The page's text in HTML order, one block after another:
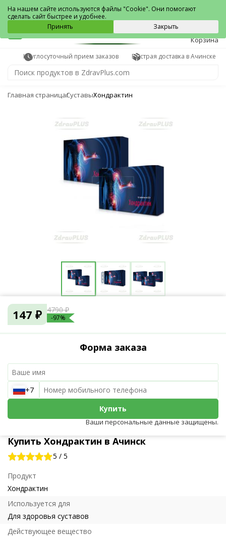
Ачинск
0
Корзина
Круглосуточный прием заказов Быстрая доставка в Ачинске
Главная страницаСуставыХондрактин
Купить Хондрактин в Ачинск
5 / 5
Продукт
Хондрактин
Используется для
Для здоровья суставов
Действующее вещество
147 ₽ 4790 ₽
-97%
Форма заказа
+7
Купить
Ваши персональные данные защищены.
На нашем сайте используются файлы "Cookie". Они помогают
сделать сайт быстрее и удобнее.
Принять
Закрыть